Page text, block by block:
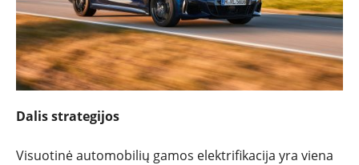
Dalis strategijos
Visuotinė automobilių gamos elektrifikacija yra viena